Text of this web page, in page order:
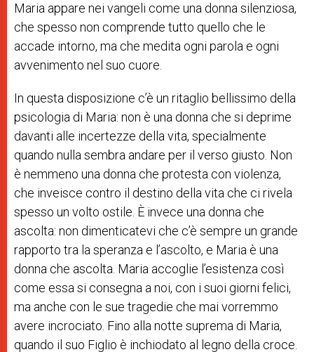
Maria appare nei vangeli come una donna silenziosa,
che spesso non comprende tutto quello che le
accade intorno, ma che medita ogni parola e ogni
avvenimento nel suo cuore.
In questa disposizione c’è un ritaglio bellissimo della
psicologia di Maria: non è una donna che si deprime
davanti alle incertezze della vita, specialmente
quando nulla sembra andare per il verso giusto. Non
è nemmeno una donna che protesta con violenza,
che inveisce contro il destino della vita che ci rivela
spesso un volto ostile. È invece una donna che
ascolta: non dimenticatevi che c’è sempre un grande
rapporto tra la speranza e l’ascolto, e Maria è una
donna che ascolta. Maria accoglie l’esistenza così
come essa si consegna a noi, con i suoi giorni felici,
ma anche con le sue tragedie che mai vorremmo
avere incrociato. Fino alla notte suprema di Maria,
quando il suo Figlio è inchiodato al legno della croce.